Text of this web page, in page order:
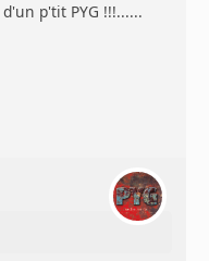
p'tit PYG !!!......